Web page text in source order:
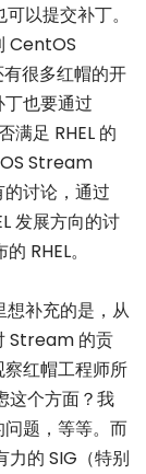
以提交补丁。
CentOS
很多红帽的开
也要通过
满足 RHEL 的
Stream
讨论，通过
发展方向的讨
RHEL。
补充的是，从
Stream 的贡
红帽工程师所
这个方面？我
题，等等。而
的 SIG（特别